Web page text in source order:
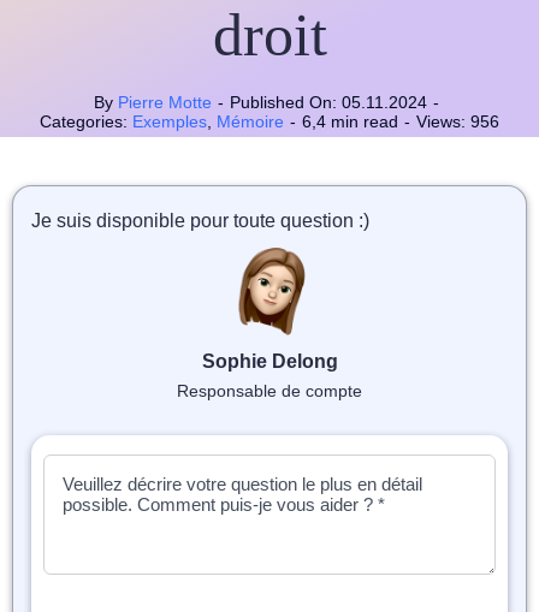
📝
droit
By Pierre Motte - Published On: 05.11.2024 -
Categories: Exemples Mémoire - 6,4 min read - Views: 956
Je suis disponible pour toute question :)
Sophie Delong
Responsable de compte